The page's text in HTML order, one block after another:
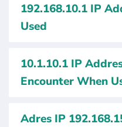
192.168.10.1 IP
Used
10.1.10.1 IP
Encounter When
Adres IP